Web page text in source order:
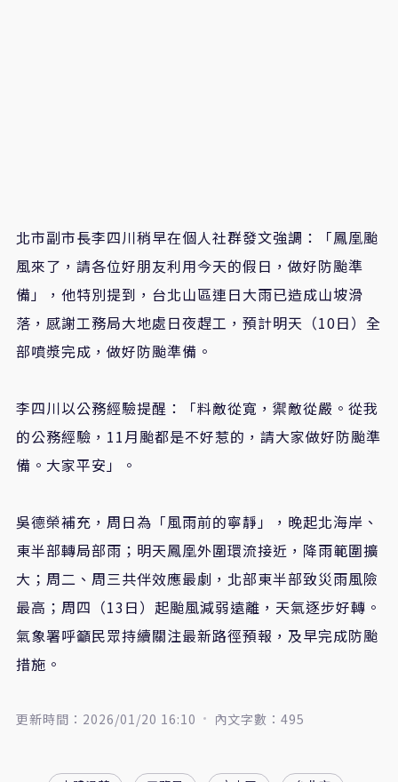
北市副市長李四川稍早在個人社群發文強調：「鳳凰颱
風來了，請各位好朋友利用今天的假日，做好防颱準
備」，他特別提到，台北山區連日大雨已造成山坡滑
落，感謝工務局大地處日夜趕工，預計明天（10日）全
部噴漿完成，做好防颱準備。
李四川以公務經驗提醒：「料敵從寬，禦敵從嚴。從我
的公務經驗，11月颱都是不好惹的，請大家做好防颱準
備。大家平安」。
吳德榮補充，周日為「風雨前的寧靜」，晚起北海岸、
東半部轉局部雨；明天鳳凰外圍環流接近，降雨範圍擴
大；周二、周三共伴效應最劇，北部東半部致災雨風險
最高；周四（13日）起颱風減弱遠離，天氣逐步好轉。
氣象署呼籲民眾持續關注最新路徑預報，及早完成防颱
措施。
更新時間：2026/01/20 16:10 內文字數：495